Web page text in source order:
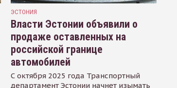
ЭСТОНИЯ
Власти Эстонии объявили о
продаже оставленных на
российской границе
автомобилей
С октября 2025 года Транспортный
департамент Эстонии начнет изымать